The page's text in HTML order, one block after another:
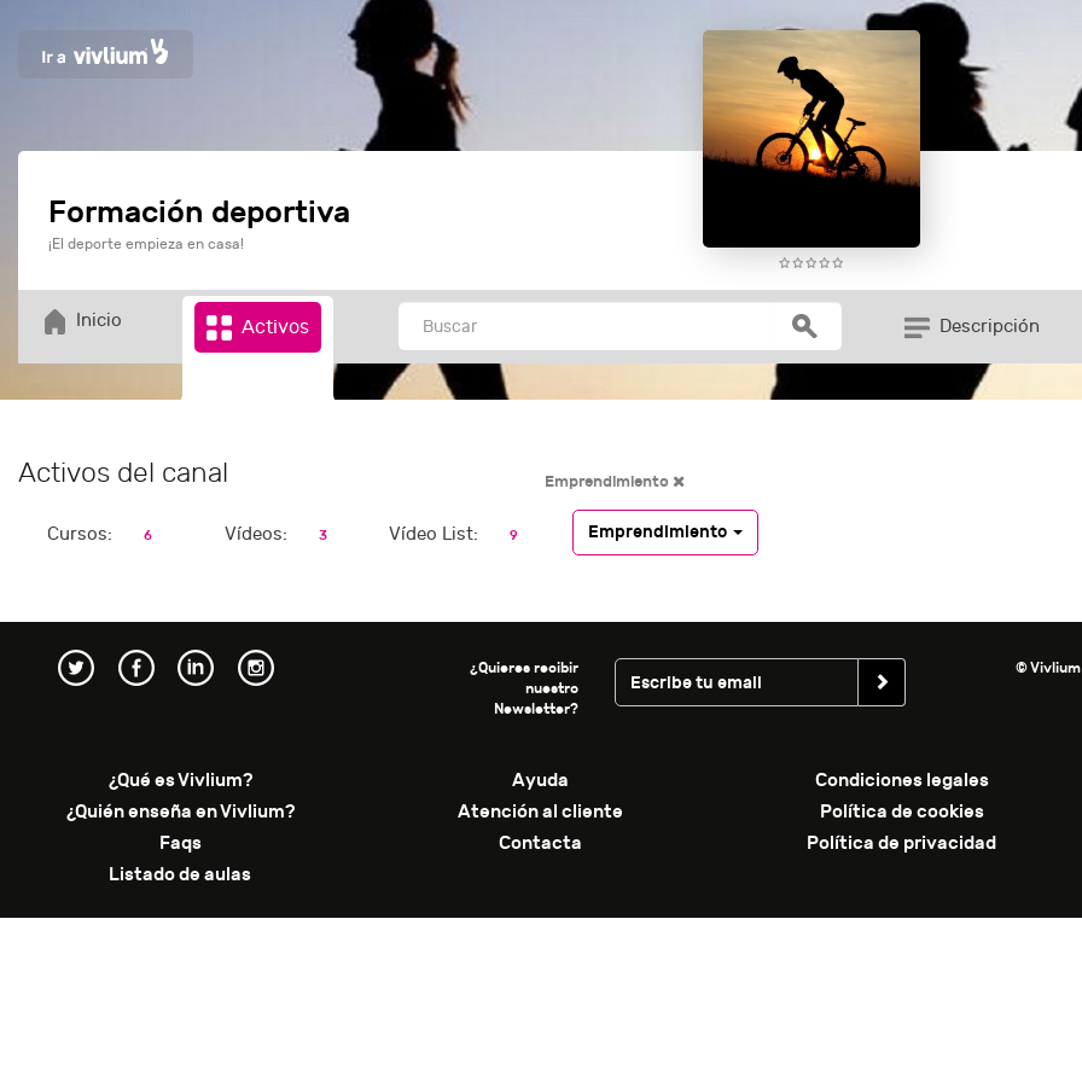
Formación deportiva
¡El deporte empieza en casa!
Inicio Activos Descripción
Activos del canal Emprendimiento
Cursos: 6 Vídeos: 3 Vídeo List: 9 Emprendimiento
¿Quieres recibir
nuestro
Newsletter?
© Vivlium
¿Qué es Vivlium? Ayuda
Condiciones legales
¿Quién enseña en Vivlium?
Atención al cliente
Política de cookies
Faqs
Contacta
Política de privacidad
Listado de aulas